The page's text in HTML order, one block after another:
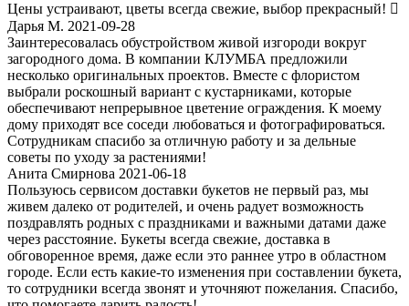
Цены устраивают, цветы всегда свежие, выбор прекрасный! 
Дарья М. 2021-09-28
Заинтересовалась обустройством живой изгороди вокруг
загородного дома. В компании КЛУМБА предложили
несколько оригинальных проектов. Вместе с флористом
выбрали роскошный вариант с кустарниками, которые
обеспечивают непрерывное цветение ограждения. К моему
дому приходят все соседи любоваться и фотографироваться.
Сотрудникам спасибо за отличную работу и за дельные
советы по уходу за растениями!
Анита Смирнова 2021-06-18
Пользуюсь сервисом доставки букетов не первый раз, мы
живем далеко от родителей, и очень радует возможность
поздравлять родных с праздниками и важными датами даже
через расстояние. Букеты всегда свежие, доставка в
обговоренное время, даже если это раннее утро в областном
городе. Если есть какие-то изменения при составлении букета,
то сотрудники всегда звонят и уточняют пожелания. Спасибо,